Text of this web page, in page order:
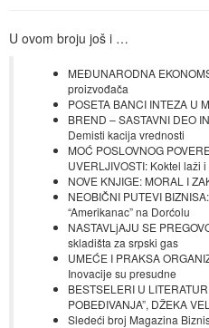
U ovom broju još i …
MEĐUNARODNA
proizvođača
POSETA BANCI INTEZA U
BREND – SASTAVNI DEO
Demisti kacija vrednosti
MOĆ POSLOVNOG
UVERLJIVOSTI: Koktel laži
NOVE KNJIGE: MORAL I
NEOBIČNI PUTEVI
“Amerikanac” na Dorćolu
NASTAVLjAJU SE
skladišta za srpski gas
UMEĆE I PRAKSA
Inovacije su presudne
BESTSELERI U
POBEĐIVANJA”, DŽEKA
Sledeći broj Magazina